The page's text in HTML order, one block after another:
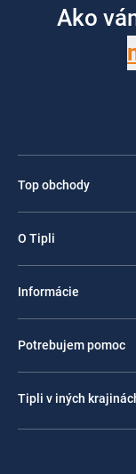
Ako
Top obchody
O Tipli
Informácie
Potrebujem pomoc
Tipli v iných